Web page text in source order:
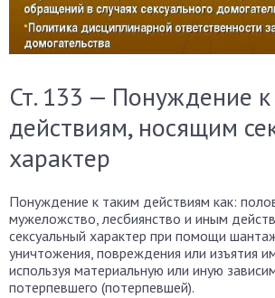
Ст. 133 — Понуждение к
действиям, носящим
характер
Понуждение к таким действиям как:
мужеложство, лесбиянство и иным
сексуальный характер при помощи
уничтожения, повреждения или изъятия
используя материальную или иную
потерпевшего (потерпевшей).